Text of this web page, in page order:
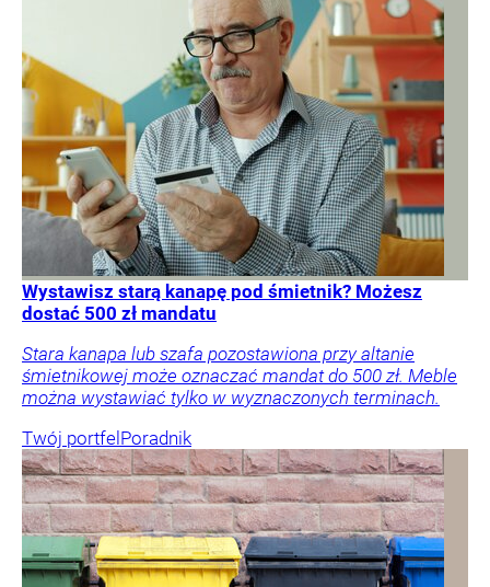
Wystawisz starą kanapę pod śmietnik? Możesz
dostać 500 zł mandatu
Stara kanapa lub szafa pozostawiona przy altanie
śmietnikowej może oznaczać mandat do 500 zł. Meble
można wystawiać tylko w wyznaczonych terminach.
Twój portfelPoradnik